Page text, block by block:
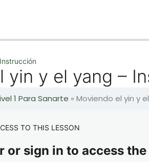
yin y el yang –
1 Para Sanarte » Moviendo el yin y
TO THIS LESSON
or sign in to access